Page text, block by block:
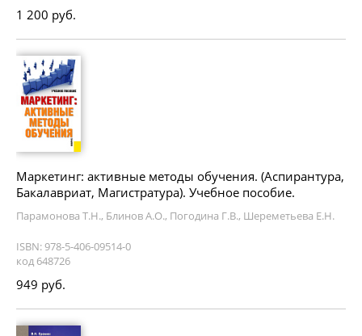
1 200 руб.
Маркетинг: активные методы обучения. (Аспирантура,
Бакалавриат, Магистратура). Учебное пособие.
Парамонова Т.Н., Блинов А.О., Погодина Г.В., Шереметьева Е.Н.
ISBN: 978-5-406-09514-0
код 648726
949 руб.